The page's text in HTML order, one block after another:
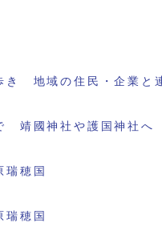
き 地域の住民・企業と
靖國神社や護国神社へ
穂国
穂国